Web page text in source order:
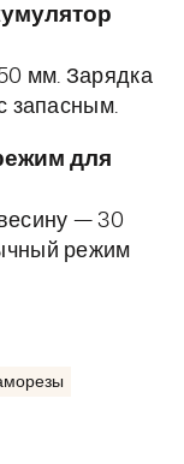
мм. Зарядка
запасным.
для
— 30
режим